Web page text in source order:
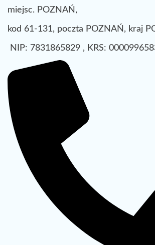
miejsc. POZNAŃ,
kod 61-131, poczta POZNAŃ, kraj
NIP: 7831865829 , KRS: